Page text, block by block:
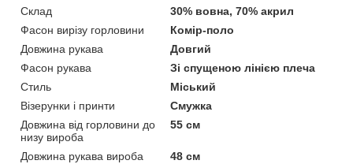
Склад
30% вовна, 70% акрил
Фасон вирізу горловини
Комір-поло
Довжина рукава
Довгий
Фасон рукава
Зі спущеною лінією плеча
Стиль
Міський
Візерунки і принти
Смужка
Довжина від горловини до
низу вироба
55 см
Довжина рукава вироба
48 см